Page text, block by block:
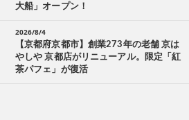
大船」オープン！
2026/8/4
【京都府京都市】創業273年の老舗 京は
やしや 京都店がリニューアル。限定「紅
茶パフェ」が復活